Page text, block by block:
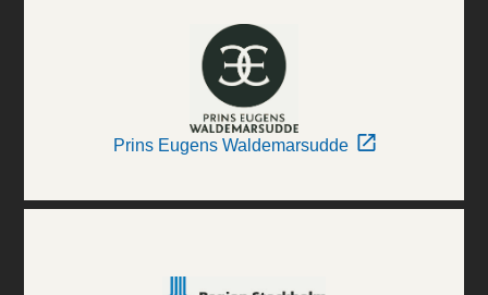
Prins Eugens Waldemarsudde